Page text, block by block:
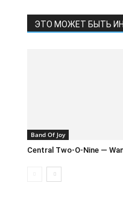
ЭТО МОЖЕТ БЫТЬ
Band Of Joy
Central Two-O-Nine —